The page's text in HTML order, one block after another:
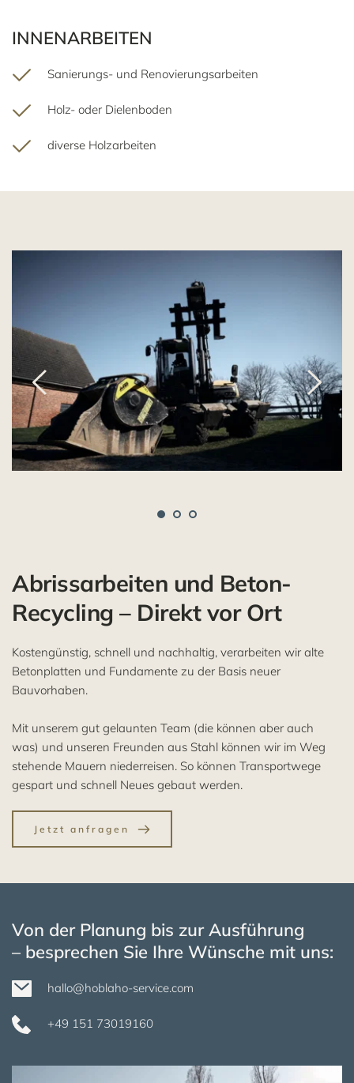
INNENARBEITEN
Sanierungs- und Renovierungsarbeiten
Holz- oder Dielenboden
diverse Holzarbeiten
Abrissarbeiten und Beton-
Recycling – Direkt vor Ort
Kostengünstig, schnell und nachhaltig, verarbeiten wir alte
Betonplatten und Fundamente zu der Basis neuer
Bauvorhaben.
Mit unserem gut gelaunten Team (die können aber auch
was) und unseren Freunden aus Stahl können wir im Weg
stehende Mauern niederreisen. So können Transportwege
gespart und schnell Neues gebaut werden.
Jetzt anfragen
Von der Planung bis zur Ausführung
– besprechen Sie Ihre Wünsche mit uns:
hallo@hoblaho-service.com
+49 151 73019160